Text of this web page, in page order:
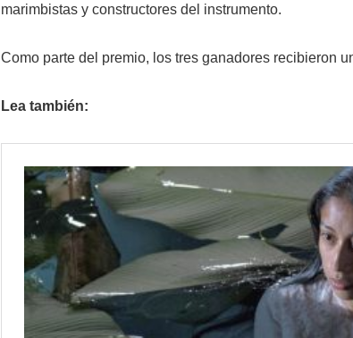
marimbistas y constructores del instrumento.
Como parte del premio, los tres ganadores recibieron
Lea también: